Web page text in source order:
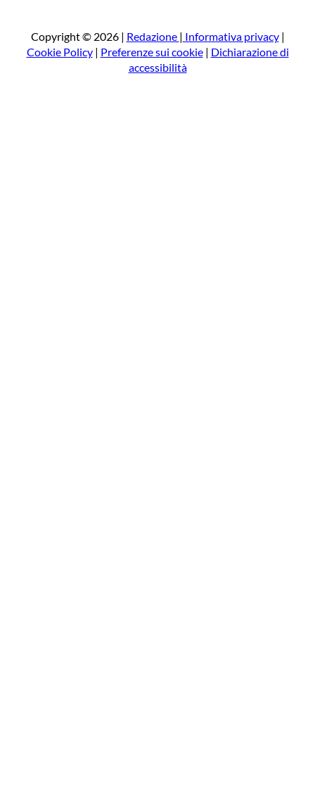
a
Copyright © 2026 | Redazione | Informativa privacy|
Cookie Policy| Preferenze sui cookie| Dichiarazione di
accessibilità